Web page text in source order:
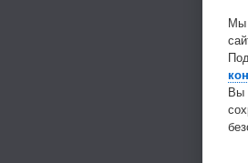
Мы
Вы